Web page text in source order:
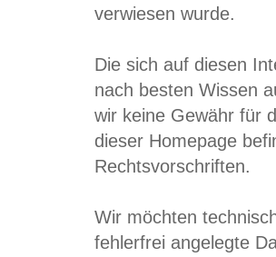
verwiesen wurde.
Die sich auf diesen
nach besten Wissen
wir keine Gewähr für
dieser Homepage
Rechtsvorschriften.
Wir möchten
fehlerfrei angelegte